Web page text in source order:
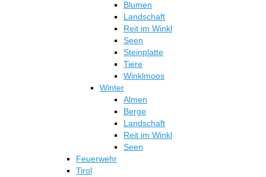
Blumen
Landschaft
Reit im Winkl
Seen
Steinplatte
Tiere
Winklmoos
Winter
Almen
Berge
Landschaft
Reit im Winkl
Seen
Feuerwehr
Tirol